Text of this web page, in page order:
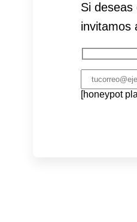
Si
invitamos
[honeypot